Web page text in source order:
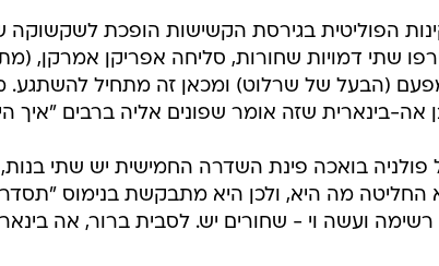
הפוליטית בגירסת הקשישות הופכת לשקשוקה
שתי דמויות שחורות, סליחה אפריקן אמרקן,
מפעם (הבעל של שרלוט) ומכאן זה מתחיל להשתגע.
אה-בינארית שזה אומר שפונים אליה ברבים "איך
פולניה בואכה פינת השדרה החמישית יש שתי
החליטה מה היא, ולכן היא מתבקשת בנימוס
ועשה וי - שחורים יש. לסבית ברור, אה